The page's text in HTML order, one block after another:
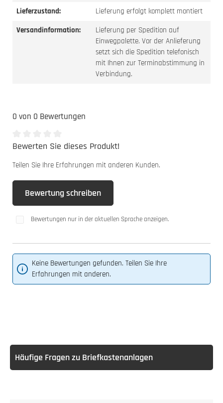
Lieferzustand:
Lieferung erfolgt komplett montiert
Versandinformation:
Lieferung per Spedition auf
Einwegpalette. Vor der Anlieferung
setzt sich die Spedition telefonisch
mit Ihnen zur Terminabstimmung in
Verbindung.
0 von 0 Bewertungen
Durchschnittliche Bewertung von 0 von 5 Sternen
Bewerten Sie dieses Produkt!
Teilen Sie Ihre Erfahrungen mit anderen Kunden.
Bewertung schreiben
Bewertungen nur in der aktuellen Sprache anzeigen.
Keine Bewertungen gefunden. Teilen Sie Ihre
Erfahrungen mit anderen.
Häufige Fragen zu Briefkastenanlagen